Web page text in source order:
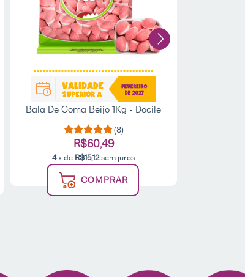
Bala De Goma Beijo 1Kg - Docile
(8)
R$60,49
4x de R$15,12sem juros
COMPRAR